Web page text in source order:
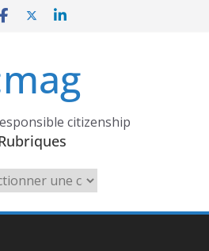
citizenship